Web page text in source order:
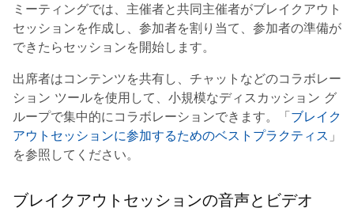
ミーティングでは、主催者と共同主催者がブレイクアウト
セッションを作成し、参加者を割り当て、参加者の準備が
できたらセッションを開始します。
出席者はコンテンツを共有し、チャットなどのコラボレー
ション ツールを使用して、小規模なディスカッション グ
ループで集中的にコラボレーションできます。「ブレイク
アウトセッションに参加するためのベストプラクティス 」
を参照してください。
ブレイクアウトセッションの音声とビデオ